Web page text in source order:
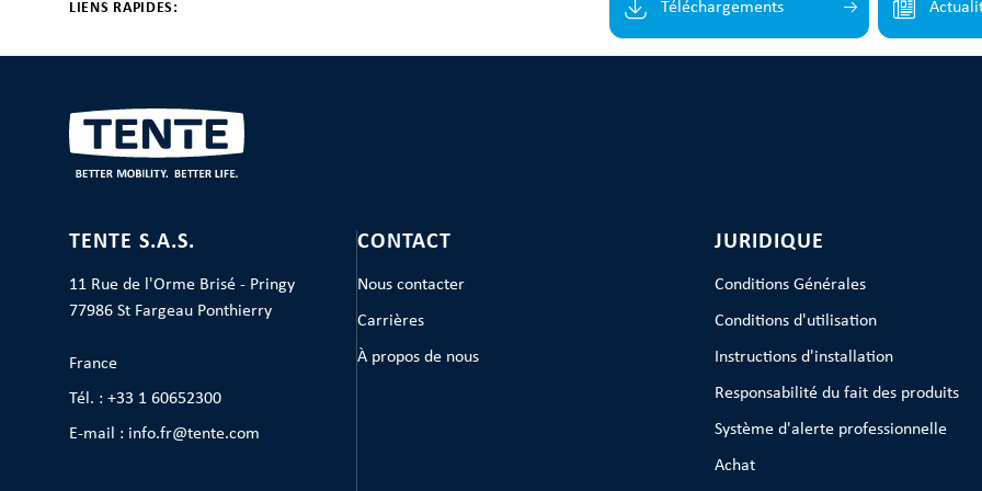
LIENS RAPIDES: Téléchargements
TENTE S.A.S.
11 Rue de l'Orme Brisé - Pringy
77986 St Fargeau Ponthierry
France
Tél. : +33 1 60652300
E-mail : info.fr@tente.com
CONTACT
Nous contacter
Carrières
À propos de nous
JURIDIQUE
Conditions Générales
Conditions d'utilisation
Instructions d'installation
Responsabilité du fait des produits
Système d'alerte professionnelle
Achat